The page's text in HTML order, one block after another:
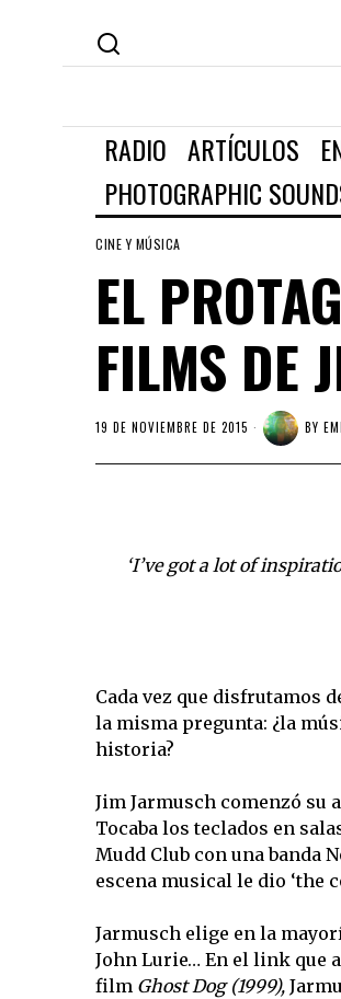
RADIO ARTÍCULOS
PHOTOGRAPHIC
CINE Y MÚSICA
EL
FILMS DE
19 DE NOVIEMBRE DE 2015 BY
‘I’ve got a lot of
Cada vez que disfrutamos
la misma pregunta: ¿la
historia?
Jim Jarmusch comenzó su
Tocaba los teclados en
Mudd Club con una banda
escena musical le dio ‘the
Jarmusch elige en la
John Lurie… En el link que
film Ghost Dog (1999),